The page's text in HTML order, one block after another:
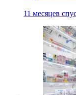
11 месяцев